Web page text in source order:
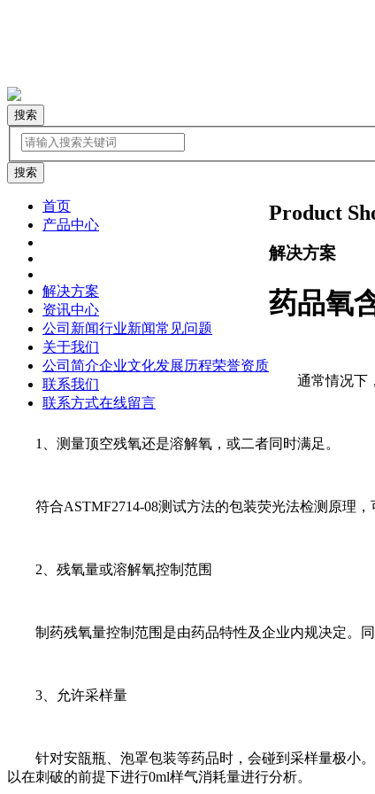
搜索
首页
产品中心
解决方案
资讯中心
公司新闻行业新闻常见问题
关于我们
公司简介企业文化发展历程荣誉资质
联系我们
联系方式在线留言
Product
解决方案
药品氧
通常情况下，
1、测量顶空残氧还是溶解氧，或二者同时满足。
符合ASTMF2714-08测试方法的包装荧光法检测原理，
2、残氧量或溶解氧控制范围
制药残氧量控制范围是由药品特性及企业内规决定。同
3、允许采样量
针对安瓿瓶、泡罩包装等药品时，会碰到采样量极小
以在刺破的前提下进行0ml样气消耗量进行分析。